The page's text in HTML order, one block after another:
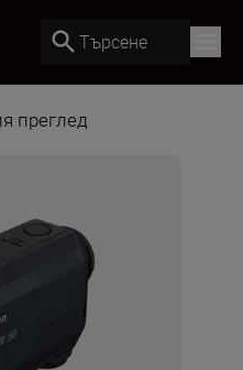
Търсене
преглед